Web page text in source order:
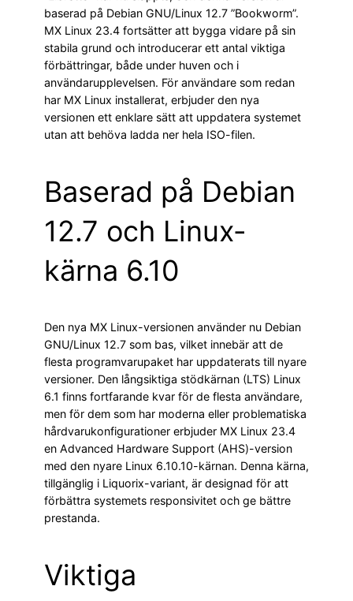
baserad på Debian GNU/Linux 12.7 ”Bookworm”.
MX Linux 23.4 fortsätter att bygga vidare på sin
stabila grund och introducerar ett antal viktiga
förbättringar, både under huven och i
användarupplevelsen. För användare som redan
har MX Linux installerat, erbjuder den nya
versionen ett enklare sätt att uppdatera systemet
utan att behöva ladda ner hela ISO-filen.
Baserad på Debian
12.7 och Linux-
kärna 6.10
Den nya MX Linux-versionen använder nu Debian
GNU/Linux 12.7 som bas, vilket innebär att de
flesta programvarupaket har uppdaterats till nyare
versioner. Den långsiktiga stödkärnan (LTS) Linux
6.1 finns fortfarande kvar för de flesta användare,
men för dem som har moderna eller problematiska
hårdvarukonfigurationer erbjuder MX Linux 23.4
en Advanced Hardware Support (AHS)-version
med den nyare Linux 6.10.10-kärnan. Denna kärna,
tillgänglig i Liquorix-variant, är designad för att
förbättra systemets responsivitet och ge bättre
prestanda.
Viktiga